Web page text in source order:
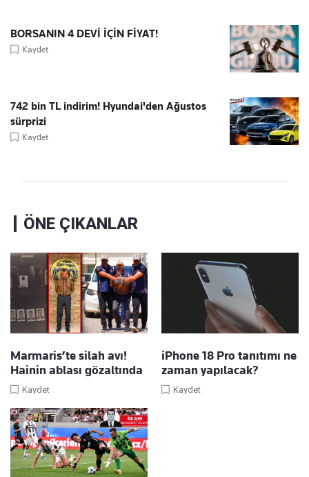
BORSANIN 4 DEVİ İÇİN FİYAT!
Kaydet
742 bin TL indirim! Hyundai'den Ağustos
sürprizi
Kaydet
ÖNE ÇIKANLAR
Marmaris’te silah avı!
Hainin ablası gözaltında
Kaydet
iPhone 18 Pro tanıtımı ne
zaman yapılacak?
Kaydet